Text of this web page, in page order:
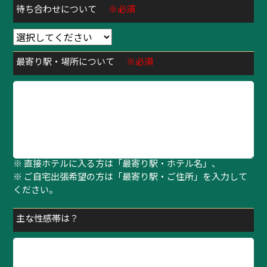
待ち合わせについて ※必須
最寄り駅・場所について ※必須
※ 直接ホテルに入る方は「最寄り駅・ホテル名」、
※ ご自宅出張希望の方は「最寄り駅・ご住所」を入力して
ください。
主な性感帯は？